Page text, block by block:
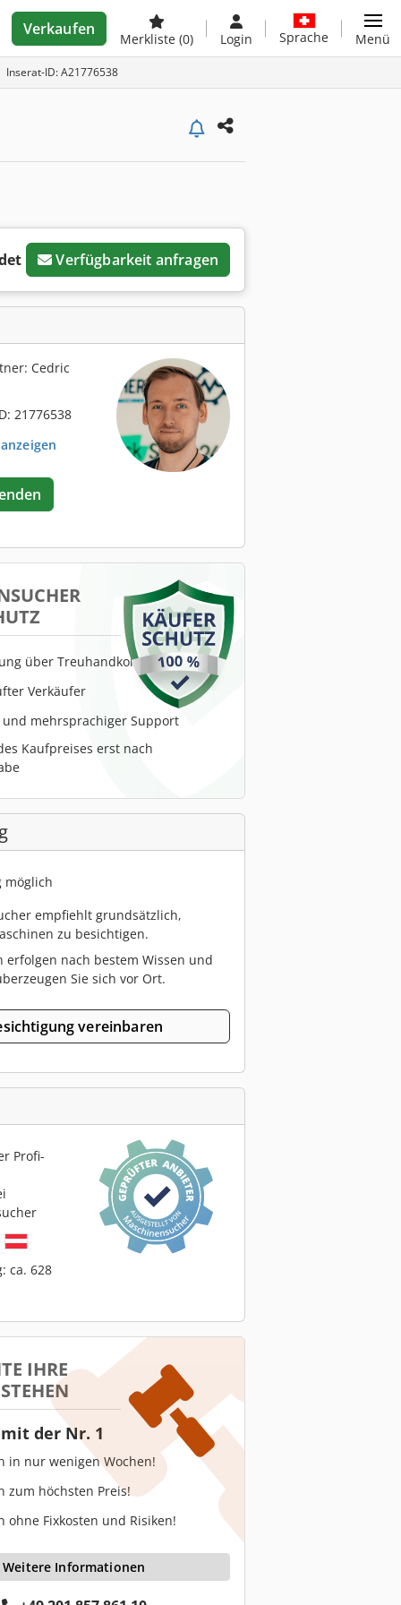
Verkaufen
Merkliste (0) Login Sprache Menü
Inserat-ID: A21776538
Verfügbarkeit anfragen
Cedric
21776538
über Treuhandkonto
Verkäufer
und mehrsprachiger Support
Kaufpreises erst nach
möglich
empfiehlt grundsätzlich,
zu besichtigen.
erfolgen nach bestem Wissen und
Sie sich vor Ort.
vereinbaren
Profi-
ca. 628
IHRE
der Nr. 1
in nur wenigen Wochen!
zum höchsten Preis!
ohne Fixkosten und Risiken!
Weitere Informationen